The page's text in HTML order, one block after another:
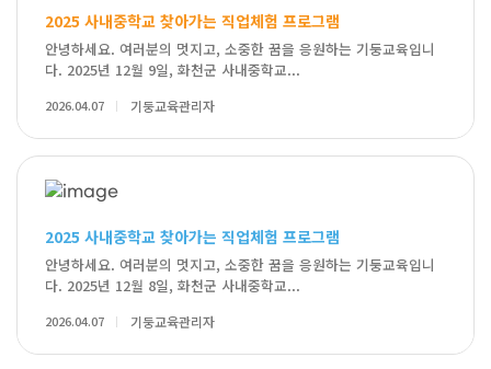
2025 사내중학교 찾아가는 직업체험 프로그램
안녕하세요. 여러분의 멋지고, 소중한 꿈을 응원하는 기둥교육입니
다. 2025년 12월 9일, 화천군 사내중학교...
2026.04.07 기둥교육관리자
2025 사내중학교 찾아가는 직업체험 프로그램
안녕하세요. 여러분의 멋지고, 소중한 꿈을 응원하는 기둥교육입니
다. 2025년 12월 8일, 화천군 사내중학교...
2026.04.07 기둥교육관리자